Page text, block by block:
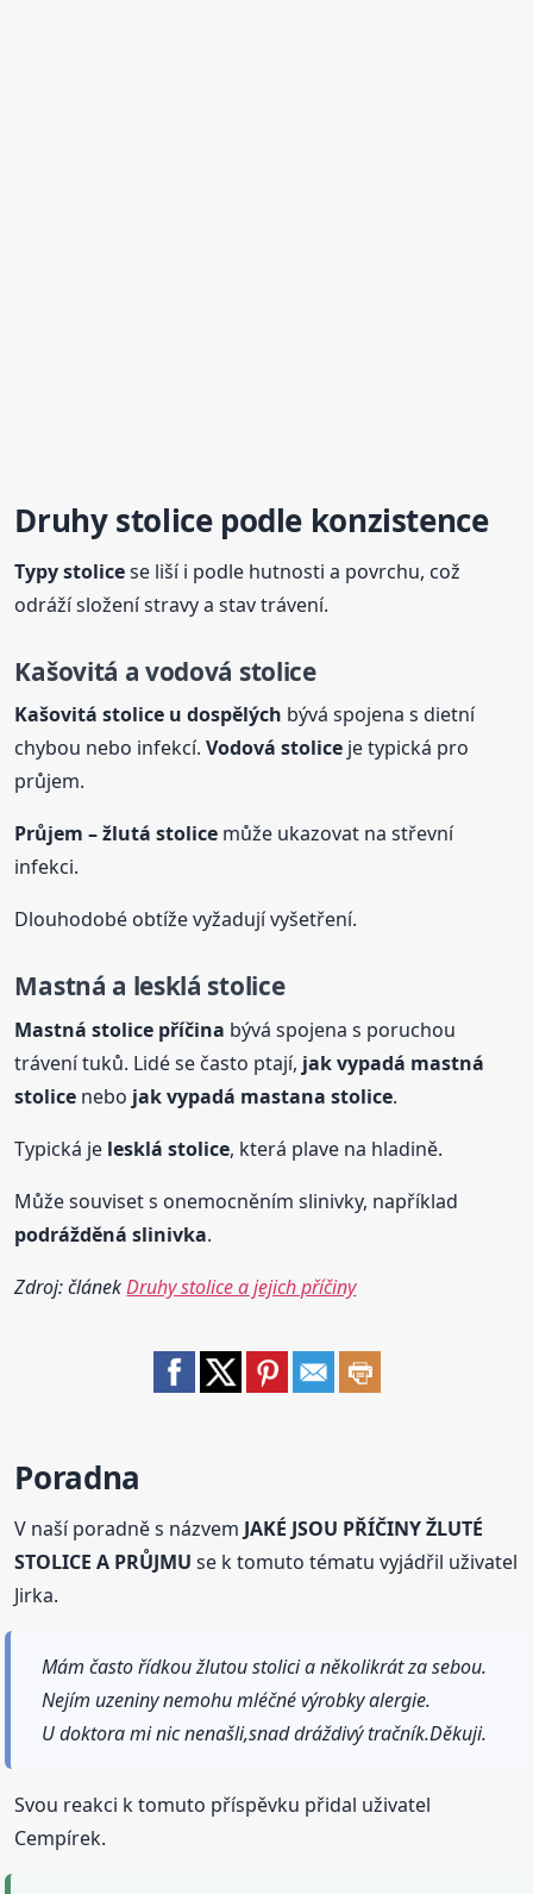
Druhystolicepodle konzistence
Typystolicese liší i podle hutnosti a povrchu, což
odráží složení stravy a stav trávení.
Kašovitá a vodová stolice
Kašovitástolice u dospělých bývá spojena s dietní
chybou nebo infekcí.Vodovástolice je typická pro
průjem.
Průjem – žlutástolice může ukazovat na střevní
infekci.
Dlouhodobé obtíže vyžadují vyšetření.
Mastná a lesklá stolice
Mastnástolice příčina bývá spojena s poruchou
trávení tuků. Lidé se často ptají, jak vypadá mastná
stolice nebo jak vypadá mastanastolice.
Typická je lesklástolice, která plave na hladině.
Může souviset s onemocněním slinivky, například
podrážděná slinivka.
Zdroj: článekDruhy stolice a jejich příčiny
Poradna
V naší poradně s názvem JAKÉ JSOU PŘÍČINY ŽLUTÉ
STOLICE A PRŮJMU se k tomuto tématu vyjádřil uživatel
Jirka.
Mám často řídkou žlutou stolici a několikrát za sebou.
Nejím uzeniny nemohu mléčné výrobky alergie.
U doktora mi nic nenašli,snad dráždivý tračník.Děkuji.
Svou reakci k tomuto příspěvku přidal uživatel
Cempírek.